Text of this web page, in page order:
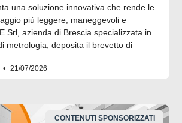
una soluzione innovativa che rende le
più leggere, maneggevoli e
Srl, azienda di Brescia specializzata in
metrologia, deposita il brevetto di
21/07/2026
CONTENUTI SPONSORIZZATI